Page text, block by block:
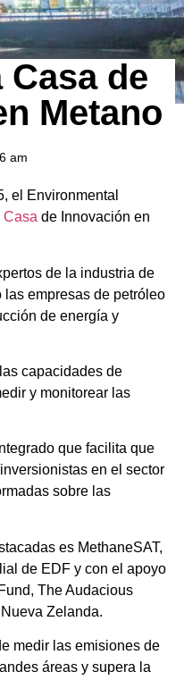
de
Metano
am
el Environmental
Casa de Innovación en
de la industria de
las empresas de petróleo
de energía y
capacidades de
y monitorear las
que facilita que
en el sector
sobre las
es MethaneSAT,
de EDF y con el apoyo
The Audacious
Zelanda.
medir las emisiones de
áreas y supera la